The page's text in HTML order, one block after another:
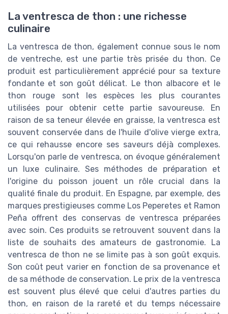
La ventresca de thon : une richesse
culinaire
La ventresca de thon, également connue sous le nom
de ventreche, est une partie très prisée du thon. Ce
produit est particulièrement apprécié pour sa texture
fondante et son goût délicat. Le thon albacore et le
thon rouge sont les espèces les plus courantes
utilisées pour obtenir cette partie savoureuse. En
raison de sa teneur élevée en graisse, la ventresca est
souvent conservée dans de l'huile d'olive vierge extra,
ce qui rehausse encore ses saveurs déjà complexes.
Lorsqu'on parle de ventresca, on évoque généralement
un luxe culinaire. Ses méthodes de préparation et
l'origine du poisson jouent un rôle crucial dans la
qualité finale du produit. En Espagne, par exemple, des
marques prestigieuses comme Los Peperetes et Ramon
Peña offrent des conservas de ventresca préparées
avec soin. Ces produits se retrouvent souvent dans la
liste de souhaits des amateurs de gastronomie. La
ventresca de thon ne se limite pas à son goût exquis.
Son coût peut varier en fonction de sa provenance et
de sa méthode de conservation. Le prix de la ventresca
est souvent plus élevé que celui d'autres parties du
thon, en raison de la rareté et du temps nécessaire